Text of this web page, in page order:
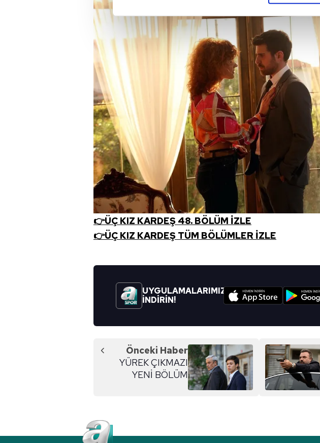
Her halükârda, kullanıcılar, bu çerezlere izin
Sizlere daha iyi bir hizmet sunabilmek için İnternet
çerezler vasıtasıyla çeşitli kişisel verileriniz işlenmekte
amacıyla kullanılmaktadır. Diğer çerezler, sitemizin
reklam/pazarlama faaliyetlerinin yapılması, amaçlarıyla
Çerezlere ilişkin tercihlerinizi aşağıda yer alan panel
butonuna tıklayabilir,Çerez Bilgilendirme Metnimizi
6698 sayılı Kişisel Verilerin Korunması Kanunu
mevzuata uygun olarak kullanılan çerezlerle ilgili bilgi
👉ÜÇ KIZ KARDEŞ 48. BÖLÜM İZLE
👉ÜÇ KIZ KARDEŞ TÜM BÖLÜMLER İZLE
UYGULAMALARIMIZI
İNDİRİN!
Önceki Haber
YÜREK ÇIKMAZI
YENİ BÖLÜM